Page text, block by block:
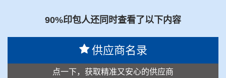
90%印包人还同时查看了以下内容
供应商名录
点一下，获取精准又安心的供应商